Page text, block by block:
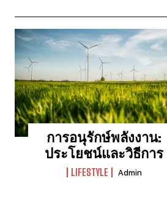
การอนุรักษ์พลังงาน:
ประโยชน์และวิธีการ
LIFESTYLE Admin